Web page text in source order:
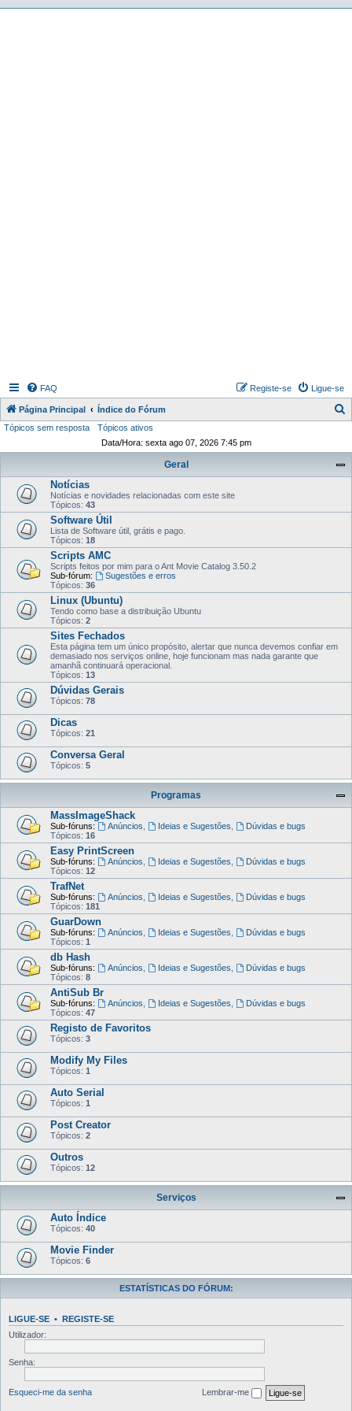
FAQ Ligue-se
Registe-se
Página Principal Índice do Fórum
Tópicos sem resposta
Tópicos ativos
Data/Hora: sexta ago 07, 2026 7:45 pm
Geral
Notícias
Notícias e novidades relacionadas com este site
Tópicos: 43
Software Útil
Lista de Software útil, grátis e pago.
Tópicos: 18
Scripts AMC
Scripts feitos por mim para o Ant Movie Catalog 3.50.2
Sub-fórum:
Sugestões e erros
Tópicos: 36
Linux (Ubuntu)
Tendo como base a distribuição Ubuntu
Tópicos: 2
Sites Fechados
Esta página tem um único propósito, alertar que nunca devemos confiar em
demasiado nos serviços online, hoje funcionam mas nada garante que
amanhã continuará operacional.
Tópicos: 13
Dúvidas Gerais
Tópicos: 78
Dicas
Tópicos: 21
Conversa Geral
Tópicos: 5
Programas
MassImageShack
Sub-fóruns: Anúncios Ideias e Sugestões
Dúvidas e bugs
Tópicos: 16
Easy PrintScreen
Sub-fóruns: Anúncios Ideias e Sugestões
Dúvidas e bugs
Tópicos: 12
TrafNet
Sub-fóruns: Anúncios Ideias e Sugestões
Dúvidas e bugs
Tópicos: 181
GuarDown
Sub-fóruns: Anúncios Ideias e Sugestões
Dúvidas e bugs
Tópicos: 1
db Hash
Sub-fóruns: Anúncios Ideias e Sugestões
Dúvidas e bugs
Tópicos: 8
AntiSub Br
Sub-fóruns: Anúncios Ideias e Sugestões
Dúvidas e bugs
Tópicos: 47
Registo de Favoritos
Tópicos: 3
Modify My Files
Tópicos: 1
Auto Serial
Tópicos: 1
Post Creator
Tópicos: 2
Outros
Tópicos: 12
Serviços
Auto Índice
Tópicos: 40
Movie Finder
Tópicos: 6
ESTATÍSTICAS DO FÓRUM:
LIGUE-SE • REGISTE-SE
Utilizador:
Senha:
Esqueci-me da senha Lembrar-me